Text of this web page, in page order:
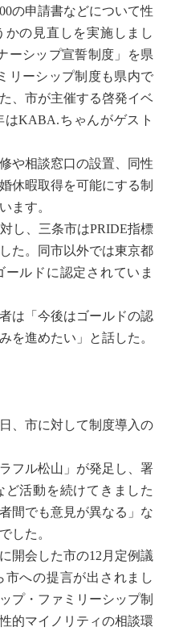
の申請書などについて性
かの見直しを実施しまし
ーシップ宣誓制度」を県
リーシップ制度も県内で
、市が主催する啓発イベ
KABA.ちゃんがゲスト
や相談窓口の設置、同性
休暇取得を可能にする制
ます。
し、三条市はPRIDE指標
た。同市以外では東京都
ルドに認定されていま
は「今後はゴールドの認
を進めたい」と話した。
、市に対して制度導入の
フル松山」が発足し、署
活動を続けてきました
間でも意見が異なる」な
した。
開会した市の12月定例議
への提言が出されまし
プ・ファミリーシップ制
的マイノリティの相談環